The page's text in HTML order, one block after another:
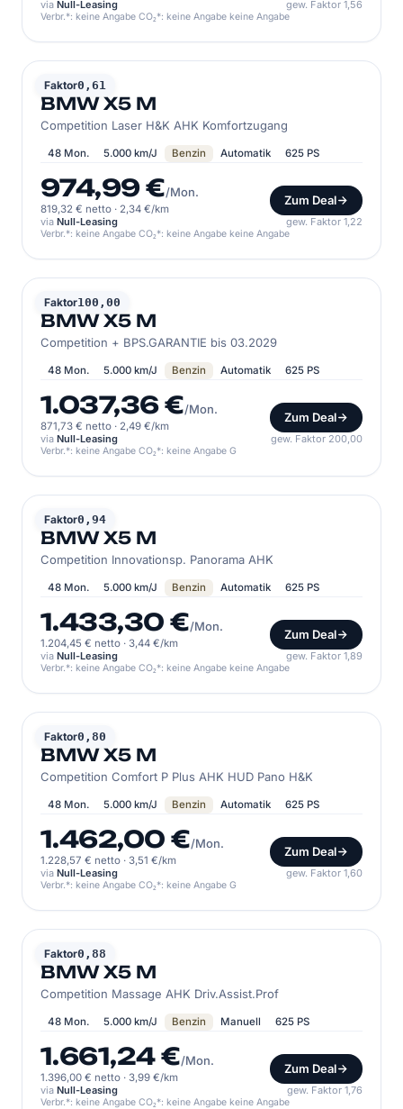
via Null-Leasing gew. Faktor 1,56
Verbr.*: keine Angabe CO₂*: keine Angabe keine Angabe
Faktor0,61
BMW
BMW X5 M
Competition Laser H&K AHK Komfortzugang
48 Mon. 5.000 km/J Benzin Automatik 625 PS
974,99 €/Mon.
819,32 € netto · 2,34 €/km
Zum Deal
via Null-Leasing gew. Faktor 1,22
Verbr.*: keine Angabe CO₂*: keine Angabe keine Angabe
Faktor100,00
BMW
BMW X5 M
Competition + BPS.GARANTIE bis 03.2029
48 Mon. 5.000 km/J Benzin Automatik 625 PS
1.037,36 €/Mon.
871,73 € netto · 2,49 €/km
Zum Deal
via Null-Leasing gew. Faktor 200,00
Verbr.*: keine Angabe CO₂*: keine Angabe G
Faktor0,94
BMW
BMW X5 M
Competition Innovationsp. Panorama AHK
48 Mon. 5.000 km/J Benzin Automatik 625 PS
1.433,30 €/Mon.
1.204,45 € netto · 3,44 €/km
Zum Deal
via Null-Leasing gew. Faktor 1,89
Verbr.*: keine Angabe CO₂*: keine Angabe keine Angabe
Faktor0,80
BMW
BMW X5 M
Competition Comfort P Plus AHK HUD Pano H&K
48 Mon. 5.000 km/J Benzin Automatik 625 PS
1.462,00 €/Mon.
1.228,57 € netto · 3,51 €/km
Zum Deal
via Null-Leasing gew. Faktor 1,60
Verbr.*: keine Angabe CO₂*: keine Angabe G
Faktor0,88
BMW
BMW X5 M
Competition Massage AHK Driv.Assist.Prof
48 Mon. 5.000 km/J Benzin Manuell 625 PS
1.661,24 €/Mon.
1.396,00 € netto · 3,99 €/km
Zum Deal
via Null-Leasing gew. Faktor 1,76
Verbr.*: keine Angabe CO₂*: keine Angabe keine Angabe